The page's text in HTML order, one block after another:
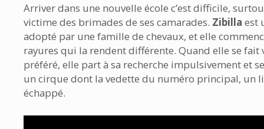
Arriver dans une nouvelle école c’est difficile,
victime des brimades de ses camarades. Zibilla est
adopté par une famille de chevaux, et elle
rayures qui la rendent différente. Quand elle se fait
préféré, elle part à sa recherche impulsivement et
un cirque dont la vedette du numéro principal, un
échappé.